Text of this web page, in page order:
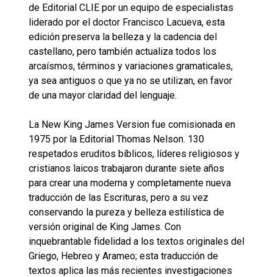
de Editorial CLIE por un equipo de especialistas
liderado por el doctor Francisco Lacueva, esta
edición preserva la belleza y la cadencia del
castellano, pero también actualiza todos los
arcaísmos, términos y variaciones gramaticales,
ya sea antiguos o que ya no se utilizan, en favor
de una mayor claridad del lenguaje.
La New King James Version fue comisionada en
1975 por la Editorial Thomas Nelson. 130
respetados eruditos bíblicos, líderes religiosos y
cristianos laicos trabajaron durante siete años
para crear una moderna y completamente nueva
traducción de las Escrituras, pero a su vez
conservando la pureza y belleza estilística de
versión original de King James. Con
inquebrantable fidelidad a los textos originales del
Griego, Hebreo y Arameo; esta traducción de
textos aplica las más recientes investigaciones